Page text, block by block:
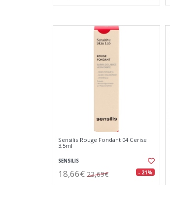
Sensilis Rouge Fondant 04 Cerise
3,5ml
SENSILIS
18,66€ 23,69€ - 21%